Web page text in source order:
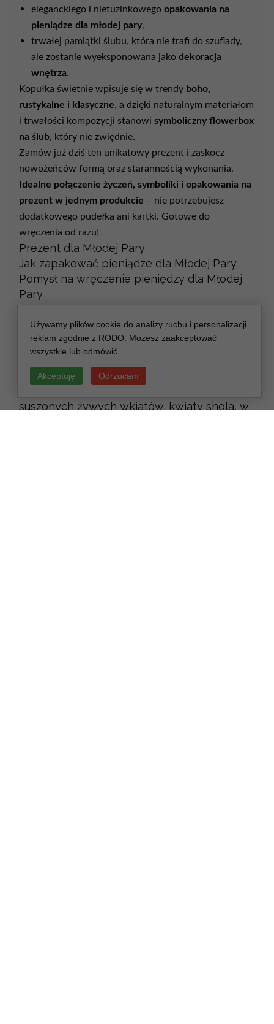
eleganckiego i nietuzinkowego opakowania na
pieniądze dla młodej pary,
trwałej pamiątki ślubu, która nie trafi do szuflady,
ale zostanie wyeksponowana jako dekoracja
wnętrza.
Kopułka świetnie wpisuje się w trendy boho,
rustykalne i klasyczne, a dzięki naturalnym materiałom
i trwałości kompozycji stanowi symboliczny flowerbox
na ślub, który nie zwiędnie.
Zamów już dziś ten unikatowy prezent i zaskocz
nowożeńców formą oraz starannością wykonania.
Idealne połączenie życzeń, symboliki i opakowania na
prezent w jednym produkcie – nie potrzebujesz
dodatkowego pudełka ani kartki. Gotowe do
wręczenia od razu!
Prezent dla Młodej Pary
Jak zapakować pieniądze dla Młodej Pary
Pomysł na wręczenie pieniędzy dla Młodej
Pary
Serduszko z białymi napisami dodatkowo
płatne
Szklana kopułka ze złotą podstawą
wysokość 19 cm
suszonych żywych wkiatów, kwiaty shola, w
Używamy plików cookie do analizy ruchu i personalizacji
reklam zgodnie z RODO. Możesz zaakceptować
wszystkie lub odmówić.
Akceptuję Odrzucam